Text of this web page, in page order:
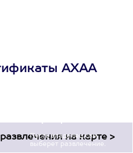
АХАА
Пусть владелец сам
выберет развлечение.